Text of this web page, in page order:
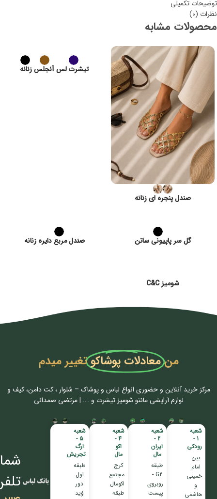
توضیحات تکمیلی
نظرات (0)
محصولات مشابه
صندل پنجره ای زنانه
تیشرت لس آنجلس زنانه
گل سر پاپیونی ساتن صندل مربع دایره زنانه
شومیز C&C
منمعادلات پوشاکوتغییر میدم
مرکز خرید آنلاین و حضوری انواع لباس‌ و پوشاک – شلوار ، کت دامن، کیف و
لوازم آرایشی مانتو شومیز تیشرت و …. | مرتضی صمدانی
شعبه
1 -
رودکی
بین
امام
خمینی
و
هاشمی
شعبه
2 -
ایران
مال
طبقه
G2 -
روبروی
پیست
شعبه
4 -
اکو
مال
کرج
مجتمع
اکومال
طبقه
شعبه
5 -
ارگ
تجریش
طبقه
اول
دور
وُید